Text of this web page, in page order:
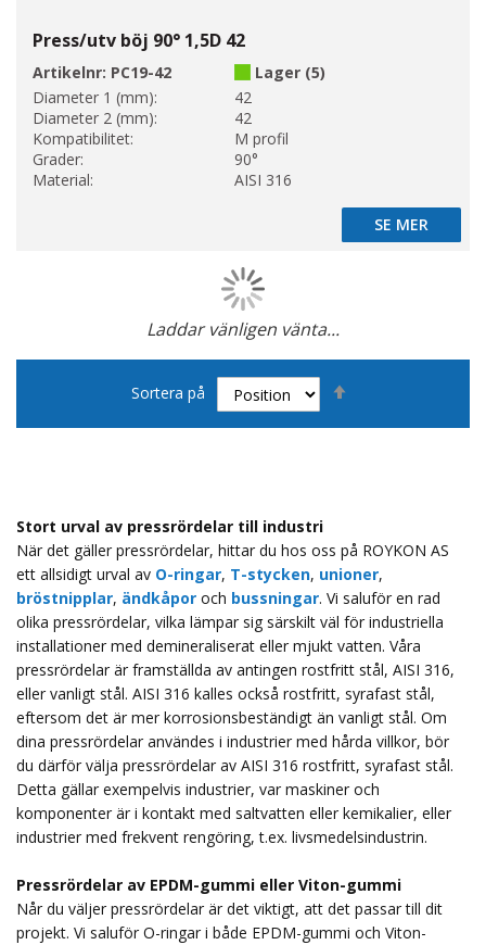
Press/utv böj 90° 1,5D 42
Artikelnr: PC19-42
Lager (5)
Diameter 1 (mm):
42
Diameter 2 (mm):
42
Kompatibilitet:
M profil
Grader:
90°
Material:
AISI 316
SE MER
SE MER
Laddar vänligen vänta...
Page
Sortera på
Stort urval av pressrördelar till industri
När det gäller pressrördelar, hittar du hos oss på ROYKON AS
ett allsidigt urval av O-ringar, T-stycken, unioner,
bröstnipplar, ändkåpor och bussningar. Vi saluför en rad
olika pressrördelar, vilka lämpar sig särskilt väl för industriella
installationer med demineraliserat eller mjukt vatten. Våra
pressrördelar är framställda av antingen rostfritt stål, AISI 316,
eller vanligt stål. AISI 316 kalles också rostfritt, syrafast stål,
eftersom det är mer korrosionsbeständigt än vanligt stål. Om
dina pressrördelar användes i industrier med hårda villkor, bör
du därför välja pressrördelar av AISI 316 rostfritt, syrafast stål.
Detta gällar exempelvis industrier, var maskiner och
komponenter är i kontakt med saltvatten eller kemikalier, eller
industrier med frekvent rengöring, t.ex. livsmedelsindustrin.
Pressrördelar av EPDM-gummi eller Viton-gummi
Når du väljer pressrördelar är det viktigt, att det passar till dit
projekt. Vi saluför O-ringar i både EPDM-gummi och Viton-